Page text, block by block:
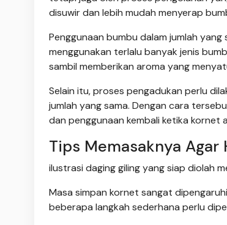
disuwir dan lebih mudah menyerap
Penggunaan bumbu dalam jumlah
menggunakan terlalu banyak jenis
sambil memberikan aroma yang
Selain itu, proses pengadukan perlu
jumlah yang sama. Dengan cara
dan penggunaan kembali ketika kornet
Tips Memasaknya
ilustrasi daging giling yang siap diolah
Masa simpan kornet sangat
beberapa langkah sederhana perlu